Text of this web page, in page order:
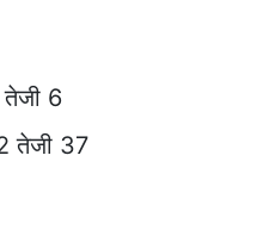
तेजी 6
तेजी 37